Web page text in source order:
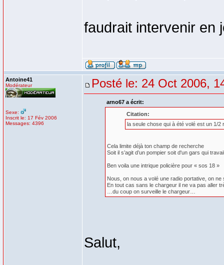
faudrait intervenir en
Antoine41
Modérateur
Sexe:
Inscrit le: 17 Fév 2006
Messages: 4396
Posté le: 24 Oct 2006,
arno67 a écrit:
Citation:
la seule chose qui à été volé est un 1/2
Cela limite déjà ton champ de recherche
Soit il s’agit d’un pompier soit d'un gars qui
Ben voila une intrique policière pour « sos 18 »
Nous, on nous a volé une radio portative, on ne
En tout cas sans le chargeur il ne va pas aller
…du coup on surveille le chargeur…
Salut,